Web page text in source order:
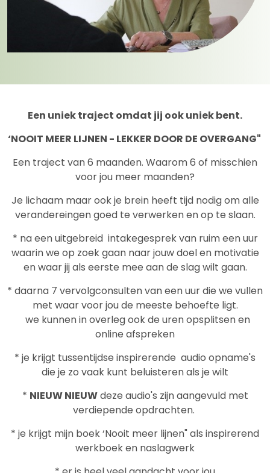
Een uniek traject omdat jij ook uniek bent.
‘NOOIT MEER LIJNEN - LEKKER DOOR DE OVERGANG"
Een traject van 6 maanden. Waarom 6 of misschien
voor jou meer maanden?
Je lichaam maar ook je brein heeft tijd nodig om alle
verandereingen goed te verwerken en op te slaan.
* na een uitgebreid intakegesprek van ruim een uur
waarin we op zoek gaan naar jouw doel en motivatie
en waar jij als eerste mee aan de slag wilt gaan.
* daarna 7 vervolgconsulten van een uur die we vullen
met waar voor jou de meeste behoefte ligt.
we kunnen in overleg ook de uren opsplitsen en
online afspreken
* je krijgt tussentijdse inspirerende audio opname's
die je zo vaak kunt beluisteren als je wilt
* NIEUW NIEUWdeze audio's zijn aangevuld met
verdiepende opdrachten.
* je krijgt mijn boek ‘Nooit meer lijnen" als inspirerend
werkboek en naslagwerk